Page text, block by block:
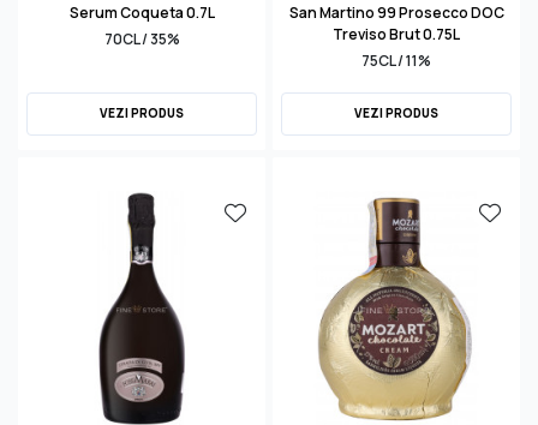
Serum Coqueta 0.7L
70CL / 35%
VEZI PRODUS
San Martino 99 Prosecco DOC
Treviso Brut 0.75L
75CL / 11%
VEZI PRODUS